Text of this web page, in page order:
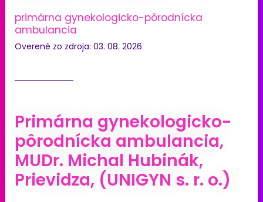
primárna gynekologicko-pôrodnícka
ambulancia
Overené zo zdroja: 03. 08. 2026
Primárna gynekologicko-
pôrodnícka ambulancia,
MUDr. Michal Hubinák,
Prievidza, (UNIGYN s. r. o.)